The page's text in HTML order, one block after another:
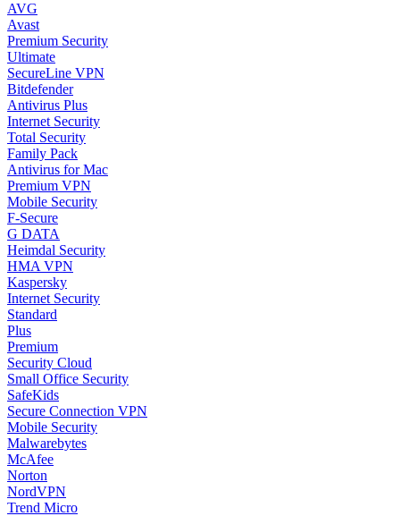
AVG
Avast
Premium Security
Ultimate
SecureLine VPN
Bitdefender
Antivirus Plus
Internet Security
Total Security
Family Pack
Antivirus for Mac
Premium VPN
Mobile Security
F-Secure
G DATA
Heimdal Security
HMA VPN
Kaspersky
Internet Security
Standard
Plus
Premium
Security Cloud
Small Office Security
SafeKids
Secure Connection VPN
Mobile Security
Malwarebytes
McAfee
Norton
NordVPN
Trend Micro